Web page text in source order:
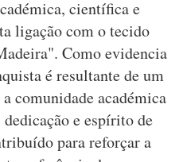
científica e
ligação com o tecido
Como evidencia
é resultante de um
comunidade académica
e espírito de
para reforçar a